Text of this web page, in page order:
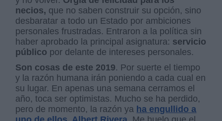
necios, que no saben construir su opción, sino
desbaratar a todo un Estado por ambiciones
personales frustradas. Entraron a la política sin
haber aprobado la principal asignatura: servicio
público por delante de intereses personales.
Son cosas de este 2019. Por suerte el tiempo
y la razón humana irán poniendo a cada cual en
su lugar. En apenas una semana cerramos el
año, toca ser optimistas. Mucho se ha perdido,
pero de momento, la razón ya ha engullido a